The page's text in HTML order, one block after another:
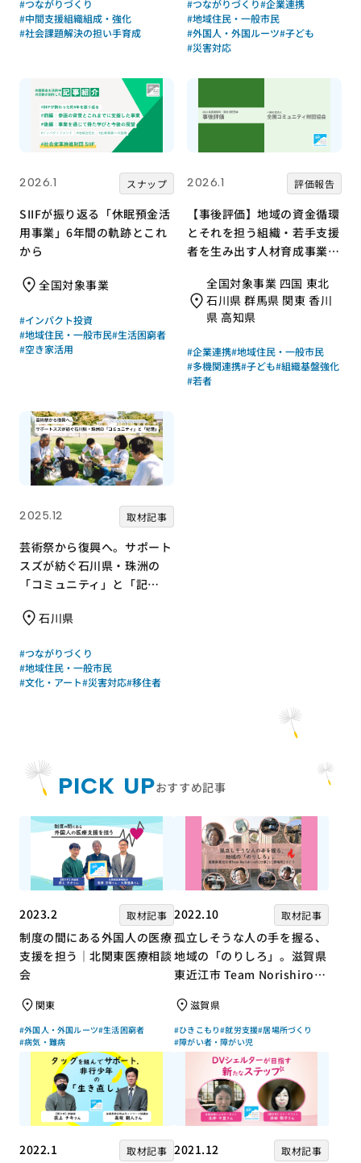
PICK UPおすすめ記事
2023.2 取材記事
制度の間にある外国人の医療
支援を担う｜北関東医療相談
会
関東
#外国人・外国ルーツ#生活困窮者
#病気・難病
2022.10 取材記事
孤立しそうな人の手を握る、
地域の「のりしろ」。滋賀県
東近江市 Team Norishiroの
滋賀県
#ひきこもり#就労支援#居場所づくり
#障がい者・障がい児
2022.1 取材記事 2021.12 取材記事
#つながりづくり
#中間支援組織組成・強化
#社会課題解決の担い手育成
#つながりづくり#企業連携
#地域住民・一般市民
#外国人・外国ルーツ#子ども
#災害対応
2026.1 スナップ
SIIFが振り返る「休眠預金活
用事業」6年間の軌跡とこれ
から
全国対象事業
#インパクト投資
#地域住民・一般市民#生活困窮者
#空き家活用
2026.1 評価報告
【事後評価】地域の資金循環
とそれを担う組織・若手支援
者を生み出す人材育成事業｜
［21年度通常枠］
全国対象事業 四国 東北
石川県 群馬県 関東 香川
県 高知県
#企業連携#地域住民・一般市民
#多機関連携#子ども#組織基盤強化
#若者
2025.12 取材記事
芸術祭から復興へ。サポート
スズが紡ぐ石川県・珠洲の
「コミュニティ」と「記
石川県
#つながりづくり
#地域住民・一般市民
#文化・アート#災害対応#移住者